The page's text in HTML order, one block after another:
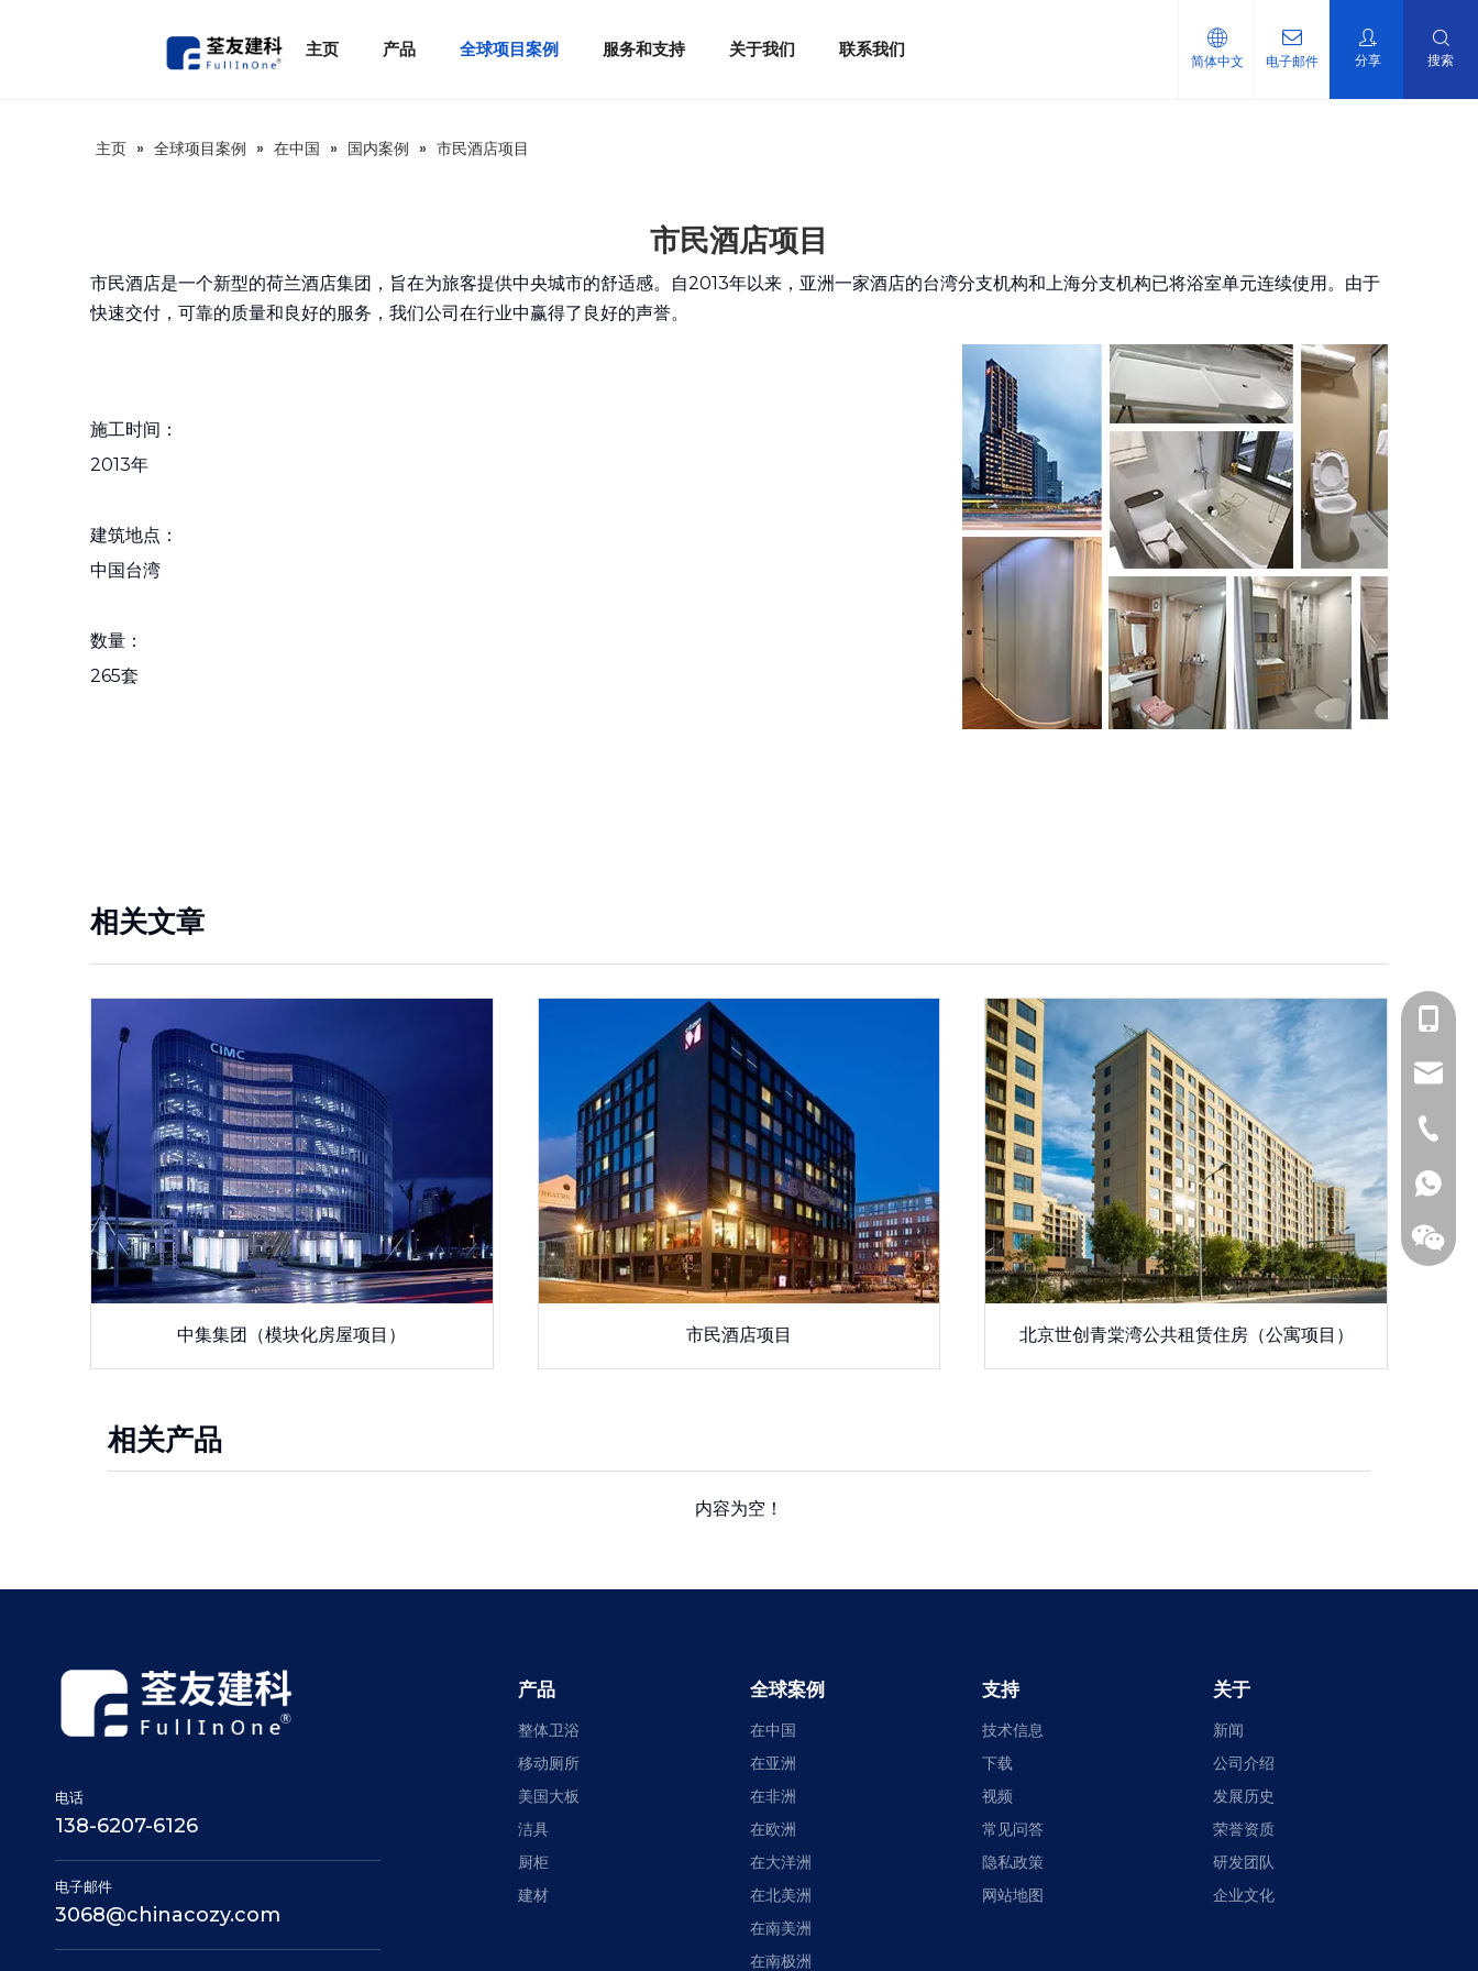
主页 产品 全球项目案例 服务和支持 关于我们 联系我们
简体中文 电子邮件 分享 搜索
主页 » 全球项目案例 » 在中国 » 国内案例 » 市民酒店项目
市民酒店项目
市民酒店是一个新型的荷兰酒店集团，旨在为旅客提供中央城市的舒适感。自2013年以来，亚洲一家酒店的台湾分支机构和上海分支机构已将浴室单元连续使用。由于
快速交付，可靠的质量和良好的服务，我们公司在行业中赢得了良好的声誉。
施工时间：
2013年
建筑地点：
中国台湾
数量：
265套
相关文章
中集集团（模块化房屋项目） 市民酒店项目 北京世创青棠湾公共租赁住房（公寓项目）
相关产品
内容为空！
电话
138-6207-6126
电子邮件
3068@chinacozy.com
138-
0512-
产品
整体卫浴
移动厕所
美国大板
洁具
厨柜
建材
全球案例
在中国
在亚洲
在非洲
在欧洲
在大洋洲
在北美洲
在南美洲
在南极洲
支持
技术信息
下载
视频
常见问答
隐私政策
网站地图
关于
新闻
公司介绍
发展历史
荣誉资质
研发团队
企业文化